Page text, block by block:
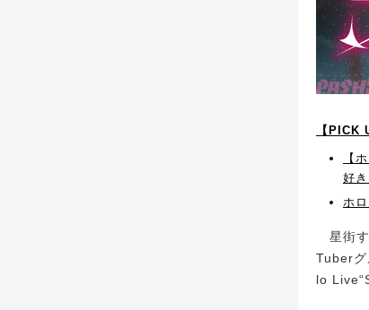
【PICK
【
好
ホ
星街す
Tuberグ
lo